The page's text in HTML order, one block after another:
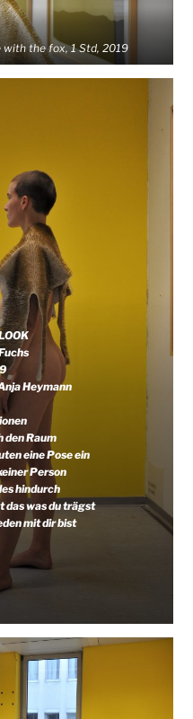
with the fox, 1 Std, 2019
Heymann
den Raum
eine Pose ein
Person
hindurch
das was du trägst
mit dir bist